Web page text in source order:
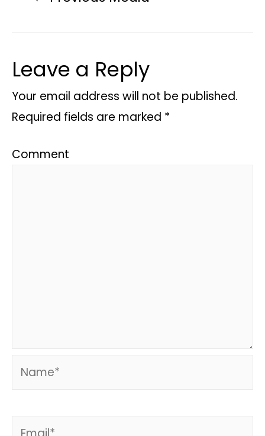
Leave a Reply
Your email address will not be published.
Required fields are marked *
Comment